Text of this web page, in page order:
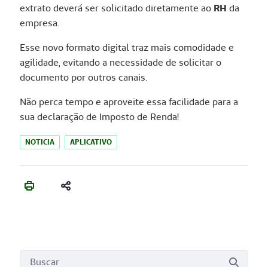
extrato deverá ser solicitado diretamente ao RH da
empresa.
Esse novo formato digital traz mais comodidade e
agilidade, evitando a necessidade de solicitar o
documento por outros canais.
Não perca tempo e aproveite essa facilidade para a
sua declaração de Imposto de Renda!
NOTICIA APLICATIVO
Busca